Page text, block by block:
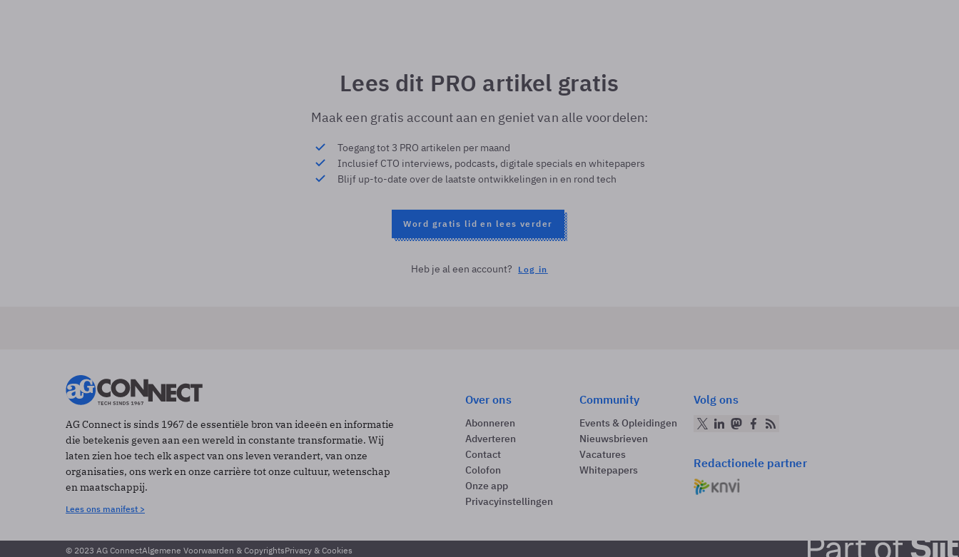
Lees dit PRO artikel gratis
Maak een gratis account aan en geniet van alle voordelen:
Toegang tot 3 PRO artikelen per maand
Inclusief CTO interviews, podcasts, digitale specials en whitepapers
Blijf up-to-date over de laatste ontwikkelingen in en rond tech
Word gratis lid en lees verder
Heb je al een account? Log in
AG Connect is sinds 1967 de essentiële bron van ideeën en informatie
die betekenis geven aan een wereld in constante transformatie. Wij
laten zien hoe tech elk aspect van ons leven verandert, van onze
organisaties, ons werk en onze carrière tot onze cultuur, wetenschap
en maatschappij.
Lees ons manifest >
Over ons
Abonneren
Adverteren
Contact
Colofon
Onze app
Privacyinstellingen
Community
Events & Opleidingen
Nieuwsbrieven
Vacatures
Whitepapers
Volg ons
Redactionele partner
© 2023 AG ConnectAlgemene Voorwaarden & CopyrightsPrivacy & Cookies